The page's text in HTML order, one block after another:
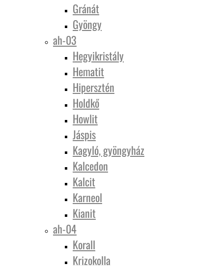
Gránát
Gyöngy
ah-03
Hegyikristály
Hematit
Hipersztén
Holdkő
Howlit
Jáspis
Kagyló, gyöngyház
Kalcedon
Kalcit
Karneol
Kianit
ah-04
Korall
Krizokolla